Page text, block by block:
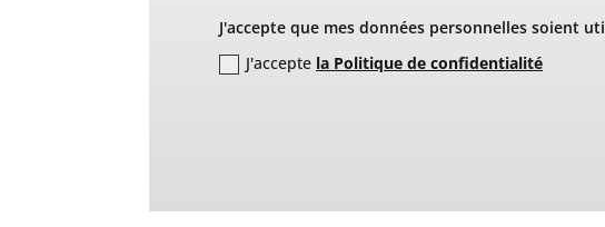
J'accepte que mes données personnelles soient
J'accepte la Politique de confidentialité